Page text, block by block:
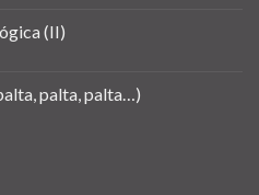
(II)
palta, palta…)